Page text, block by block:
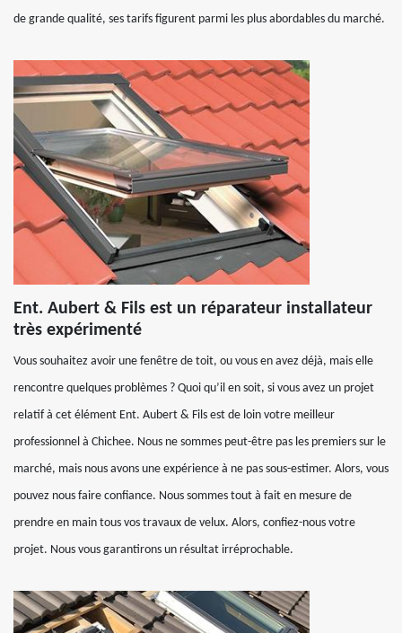
de grande qualité, ses tarifs figurent parmi les plus abordables du marché.
Ent. Aubert & Fils est un réparateur installateur
très expérimenté
Vous souhaitez avoir une fenêtre de toit, ou vous en avez déjà, mais elle
rencontre quelques problèmes ? Quoi qu’il en soit, si vous avez un projet
relatif à cet élément Ent. Aubert & Fils est de loin votre meilleur
professionnel à Chichee. Nous ne sommes peut-être pas les premiers sur le
marché, mais nous avons une expérience à ne pas sous-estimer. Alors, vous
pouvez nous faire confiance. Nous sommes tout à fait en mesure de
prendre en main tous vos travaux de velux. Alors, confiez-nous votre
projet. Nous vous garantirons un résultat irréprochable.